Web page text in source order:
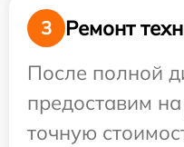
3
Ремонт
После полной
предоставим
точную